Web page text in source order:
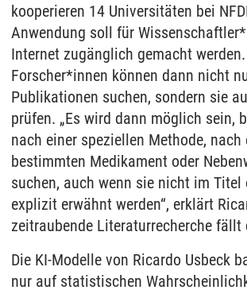
kooperieren 14 Universitäten bei
Anwendung soll für
Internet zugänglich gemacht werden.
Forscher*innen können dann nicht
Publikationen suchen, sondern sie
prüfen. „Es wird dann möglich sein,
nach einer speziellen Methode, nach
bestimmten Medikament oder
suchen, auch wenn sie nicht im
explizit erwähnt werden“, erklärt
zeitraubende Literaturrecherche fällt
Die KI-Modelle von Ricardo Usbeck
nur auf statistischen